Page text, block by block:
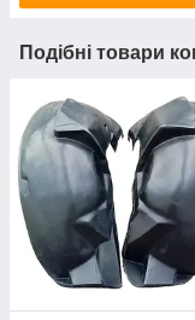
Подібні товари